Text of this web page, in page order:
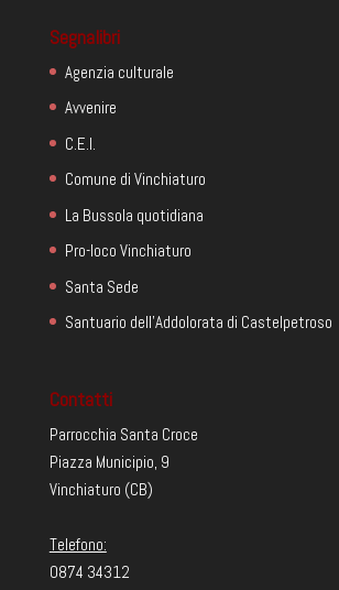
Segnalibri
Agenzia culturale
Avvenire
C.E.I.
Comune di Vinchiaturo
La Bussola quotidiana
Pro-loco Vinchiaturo
Santa Sede
Santuario dell'Addolorata di Castelpetroso
Contatti
Parrocchia Santa Croce
Piazza Municipio, 9
Vinchiaturo (CB)
Telefono:
0874 34312